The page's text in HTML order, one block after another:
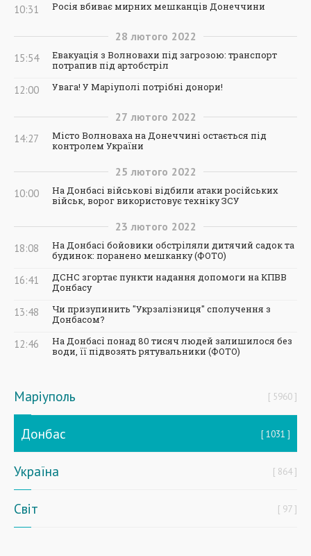
10:31 Росія вбиває мирних мешканців Донеччини
28 лютого 2022
15:54
Евакуація з Волновахи під загрозою: транспорт
потрапив під артобстріл
12:00 Увага! У Маріуполі потрібні донори!
27 лютого 2022
14:27
Місто Волноваха на Донеччині остається під
контролем України
25 лютого 2022
10:00
На Донбасі військові відбили атаки російських
військ, ворог використовує техніку ЗСУ
23 лютого 2022
18:08
На Донбасі бойовики обстріляли дитячий садок та
будинок: поранено мешканку (ФОТО)
16:41
ДСНС згортає пункти надання допомоги на КПВВ
Донбасу
13:48
Чи призупинить "Укрзалізниця" сполучення з
Донбасом?
12:46
На Донбасі понад 80 тисяч людей залишилося без
води, її підвозять рятувальники (ФОТО)
Маріуполь 5960
Донбас 1031
Україна 864
Світ 97